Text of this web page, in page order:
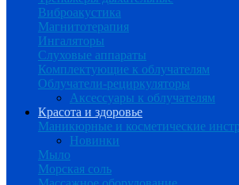
Виброакустика
Магнитотерапия
Ингаляторы
Слуховые аппараты
Комплектующие к облучателям
Облучатели-рециркуляторы
Аксессуары к облучателям
Красота и здоровье
Маникюрные и косметические
Новинки
Мыло
Морская соль